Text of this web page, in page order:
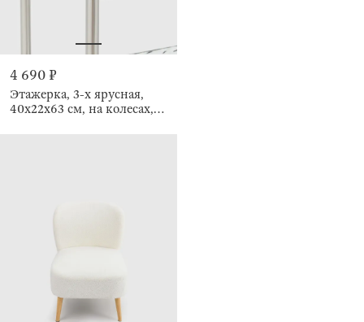
4 690 ₽
Этажерка, 3-х ярусная,
40х22х63 см, на колесах,